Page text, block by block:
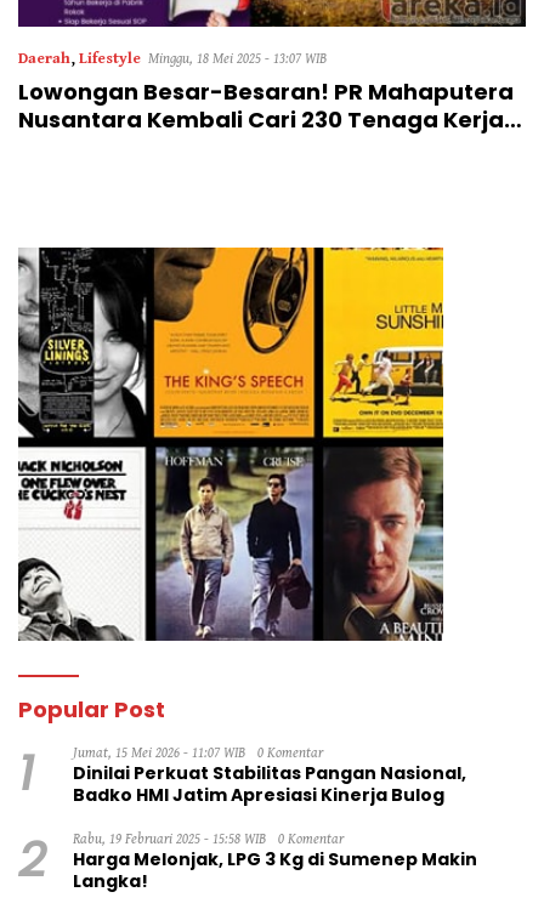
Daerah, Lifestyle Minggu, 18 Mei 2025 - 13:07 WIB
Lowongan Besar-Besaran! PR Mahaputera
Nusantara Kembali Cari 230 Tenaga Kerja
Popular Post
1 Jumat, 15 Mei 2026 - 11:07 WIB 0 Komentar
Dinilai Perkuat Stabilitas Pangan Nasional,
Badko HMI Jatim Apresiasi Kinerja Bulog
2 Rabu, 19 Februari 2025 - 15:58 WIB 0 Komentar
Harga Melonjak, LPG 3 Kg di Sumenep Makin
Langka!